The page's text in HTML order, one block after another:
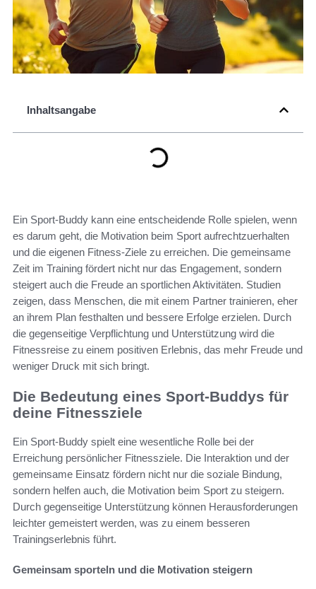
Inhaltsangabe
Ein Sport-Buddy kann eine entscheidende Rolle spielen, wenn
es darum geht, die Motivation beim Sport aufrechtzuerhalten
und die eigenen Fitness-Ziele zu erreichen. Die gemeinsame
Zeit im Training fördert nicht nur das Engagement, sondern
steigert auch die Freude an sportlichen Aktivitäten. Studien
zeigen, dass Menschen, die mit einem Partner trainieren, eher
an ihrem Plan festhalten und bessere Erfolge erzielen. Durch
die gegenseitige Verpflichtung und Unterstützung wird die
Fitnessreise zu einem positiven Erlebnis, das mehr Freude und
weniger Druck mit sich bringt.
Die Bedeutung eines Sport-Buddys für
deine Fitnessziele
Ein Sport-Buddy spielt eine wesentliche Rolle bei der
Erreichung persönlicher Fitnessziele. Die Interaktion und der
gemeinsame Einsatz fördern nicht nur die soziale Bindung,
sondern helfen auch, die Motivation beim Sport zu steigern.
Durch gegenseitige Unterstützung können Herausforderungen
leichter gemeistert werden, was zu einem besseren
Trainingserlebnis führt.
Gemeinsam sporteln und die Motivation steigern